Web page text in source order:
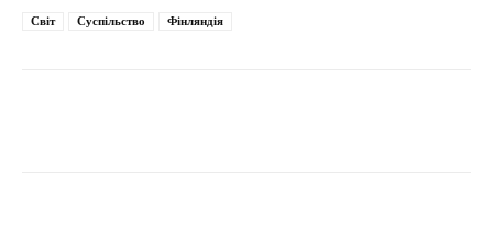
Світ Суспільство Фінляндія